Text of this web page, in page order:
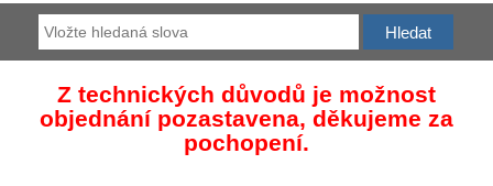
Z technických důvodů je možnost
objednání pozastavena, děkujeme za
pochopení.